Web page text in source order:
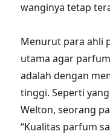
wanginya tetap
Menurut para ahli
utama agar
adalah dengan
tinggi. Seperti
Welton, seorang
“Kualitas parfum